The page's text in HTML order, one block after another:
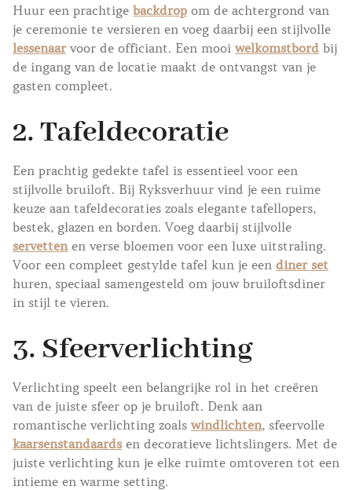
Huur een prachtige backdrop om de achtergrond van
je ceremonie te versieren en voeg daarbij een stijlvolle
lessenaarvoor de officiant. Een mooi welkomstbord bij
de ingang van de locatie maakt de ontvangst van je
gasten compleet.
2.Tafeldecoratie
Een prachtig gedekte tafel is essentieel voor een
stijlvolle bruiloft. Bij Ryksverhuur vind je een ruime
keuze aan tafeldecoraties zoals elegante tafellopers,
bestek, glazen en borden. Voeg daarbij stijlvolle
servettenen verse bloemen voor een luxe uitstraling.
Voor een compleet gestylde tafel kun je een diner set
huren, speciaal samengesteld om jouw bruiloftsdiner
in stijl te vieren.
3. Sfeerverlichting
Verlichting speelt een belangrijke rol in het creëren
van de juiste sfeer op je bruiloft. Denk aan
romantische verlichting zoals windlichten, sfeervolle
kaarsenstandaardsen decoratieve lichtslingers. Met de
juiste verlichting kun je elke ruimte omtoveren tot een
intieme en warme setting.